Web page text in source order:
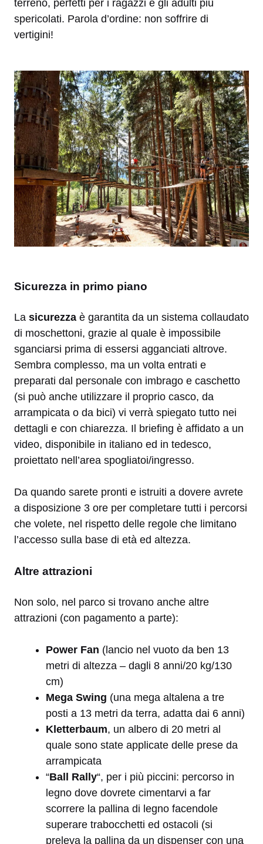
terreno, perfetti per i ragazzi e gli adulti più
spericolati. Parola d’ordine: non soffrire di
vertigini!
Sicurezza in primo piano
La sicurezza è garantita da un sistema collaudato
di moschettoni, grazie al quale è impossibile
sganciarsi prima di essersi agganciati altrove.
Sembra complesso, ma un volta entrati e
preparati dal personale con imbrago e caschetto
(si può anche utilizzare il proprio casco, da
arrampicata o da bici) vi verrà spiegato tutto nei
dettagli e con chiarezza. Il briefing è affidato a un
video, disponibile in italiano ed in tedesco,
proiettato nell’area spogliatoi/ingresso.
Da quando sarete pronti e istruiti a dovere avrete
a disposizione 3 ore per completare tutti i percorsi
che volete, nel rispetto delle regole che limitano
l’accesso sulla base di età ed altezza.
Altre attrazioni
Non solo, nel parco si trovano anche altre
attrazioni (con pagamento a parte):
Power Fan (lancio nel vuoto da ben 13
metri di altezza – dagli 8 anni/20 kg/130
cm)
Mega Swing (una mega altalena a tre
posti a 13 metri da terra, adatta dai 6 anni)
Kletterbaum, un albero di 20 metri al
quale sono state applicate delle prese da
arrampicata
“Ball Rally“, per i più piccini: percorso in
legno dove dovrete cimentarvi a far
scorrere la pallina di legno facendole
superare trabocchetti ed ostacoli (si
preleva la pallina da un dispenser con una